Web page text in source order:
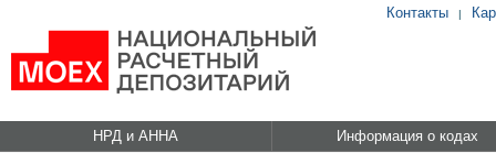
Контакты |
НРД и АННА
Информация о кодах